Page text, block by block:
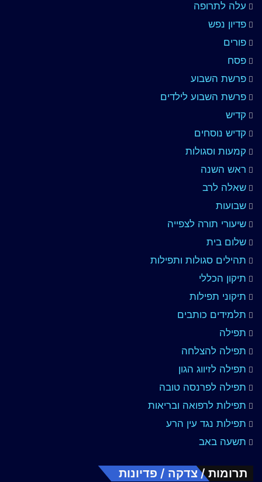
עלה לתרופה
פדיון נפש
פורים
פסח
פרשת השבוע
פרשת השבוע לילדים
קדיש
קדיש נוסחים
קמעות וסגולות
ראש השנה
שאלה לרב
שבועות
שיעורי תורה לצפייה
שלום בית
תהילים סגולות ותפילות
תיקון הכללי
תיקוני תפילות
תלמידים כותבים
תפילה
תפילה להצלחה
תפילה לזיווג הגון
תפילה לפרנסה טובה
תפילות לרפואה ובריאות
תפילות נגד עין הרע
תשעה באב
תרומות / צדקה / פדיונות